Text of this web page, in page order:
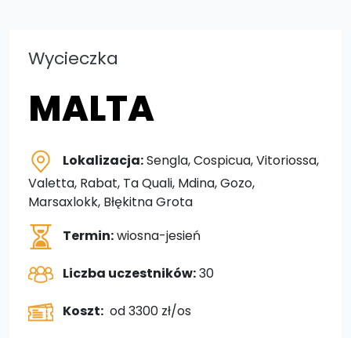
Wycieczka
MALTA
Lokalizacja:Sengla, Cospicua, Vitoriossa,
Valetta, Rabat, Ta Quali, Mdina, Gozo,
Marsaxlokk, Błękitna Grota
Termin:wiosna-jesień
Liczba uczestników:30
Koszt: od 3300 zł/os